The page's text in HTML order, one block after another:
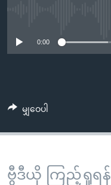
ရှာဖွေ
နေရာ
သို့
0:00
မျှဝေပါ
ဗွီဒီယို ကြည့်ရှုရန်